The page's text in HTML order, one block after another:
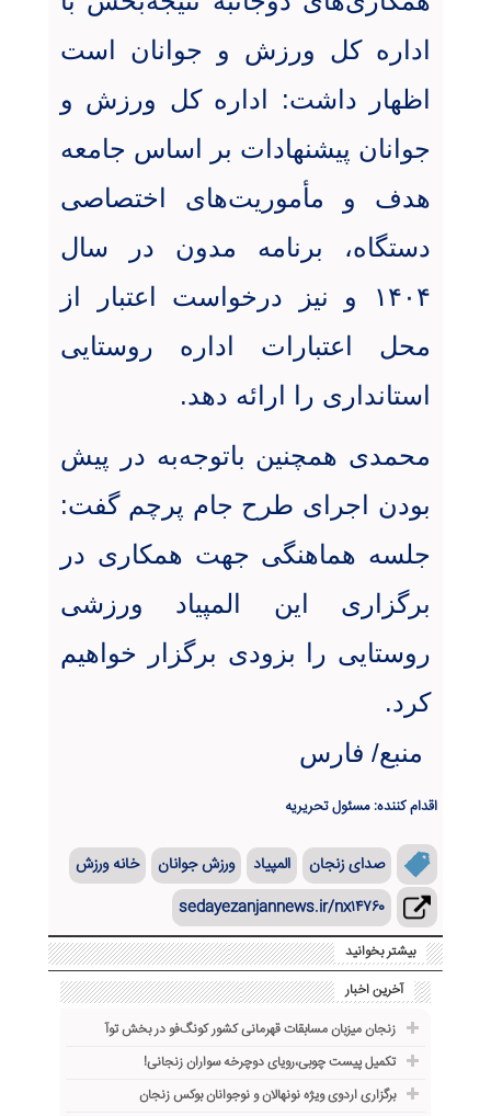
اداره کل ورزش و جوانان است
اظهار داشت: اداره کل ورزش و
جوانان پیشنهادات بر اساس جامعه
هدف و مأموریت‌های اختصاصی
دستگاه، برنامه مدون در سال
۱۴۰۴ و نیز درخواست اعتبار از
محل اعتبارات اداره روستایی
استانداری را ارائه دهد.
محمدی همچنین باتوجه‌به در پیش
بودن اجرای طرح جام پرچم گفت:
جلسه هماهنگی جهت همکاری در
برگزاری این المپیاد ورزشی
روستایی را بزودی برگزار خواهیم
کرد.
منبع/ فارس
اقدام کننده: مسئول تحریریه
صدای زنجان المپیاد ورزش جوانان
خانه ورزش
sedayezanjannews.ir/nx۱۴۷۶۰
بیشتر بخوانید
آخرین اخبار
زنجان میزبان مسابقات قهرمانی کشور کونگ‌فو در بخش توآ
تکمیل پیست چوبی،رویای دوچرخه ‌سواران زنجانی!
برگزاری اردوی ویژه نونهالان و نوجوانان بوکس زنجان